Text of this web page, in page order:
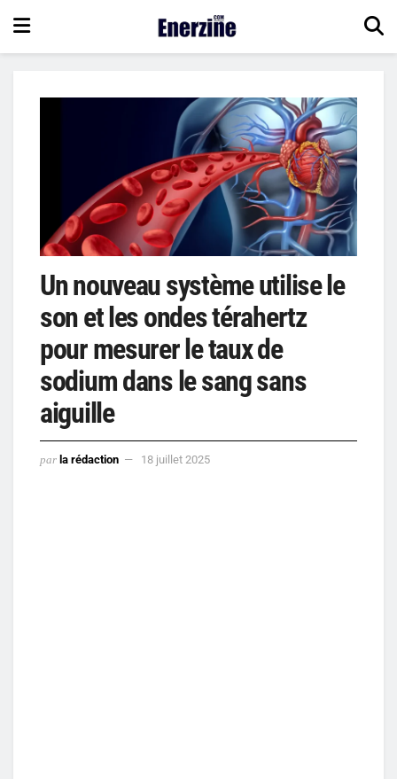
Un nouveau système utilise le
son et les ondes térahertz
pour mesurer le taux de
sodium dans le sang sans
aiguille
par la rédaction 18 juillet 2025